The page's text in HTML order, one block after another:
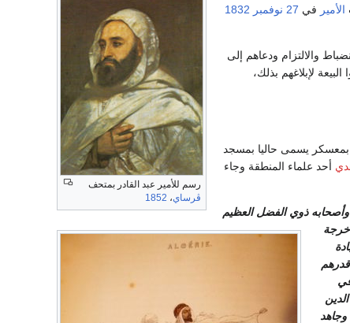
رسم للأمير عبد القادر بمتحف
ڤرساي، 1852
الأمير في 27 نوفمبر
1832
والالتزام ودعاهم إلى
لإبلاغهم بذلك،
بمعسكر يسمى حاليا بمسجد
أحد علماء المنطقة وجاء
ذوي الفضل العظيم